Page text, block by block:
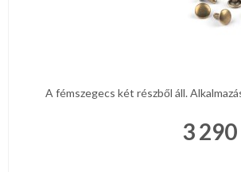
A fémszegecs két részből áll.
3 290